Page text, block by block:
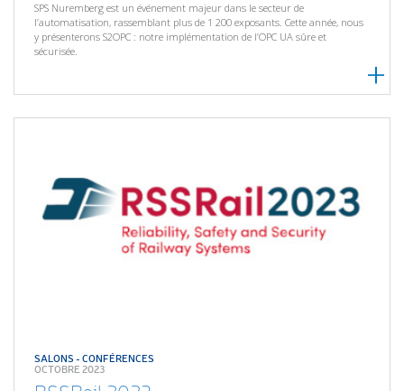
SPS Nuremberg est un événement majeur dans le secteur de
l’automatisation, rassemblant plus de 1 200 exposants. Cette année, nous
y présenterons S2OPC : notre implémentation de l’OPC UA sûre et
sécurisée.
SALONS - CONFÉRENCES
OCTOBRE 2023